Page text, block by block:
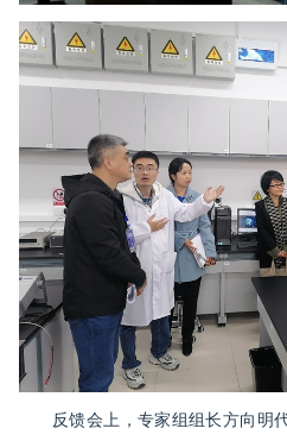
反馈会上，专家组组长方向明